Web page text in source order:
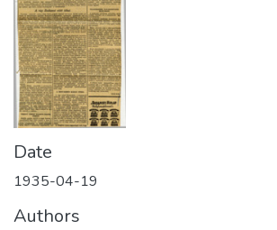
Date
1935-04-19
Authors